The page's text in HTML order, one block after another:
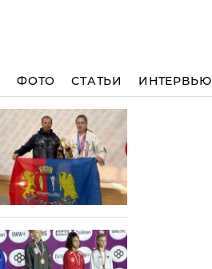
ФОТО СТАТЬИ ИНТЕРВЬЮ